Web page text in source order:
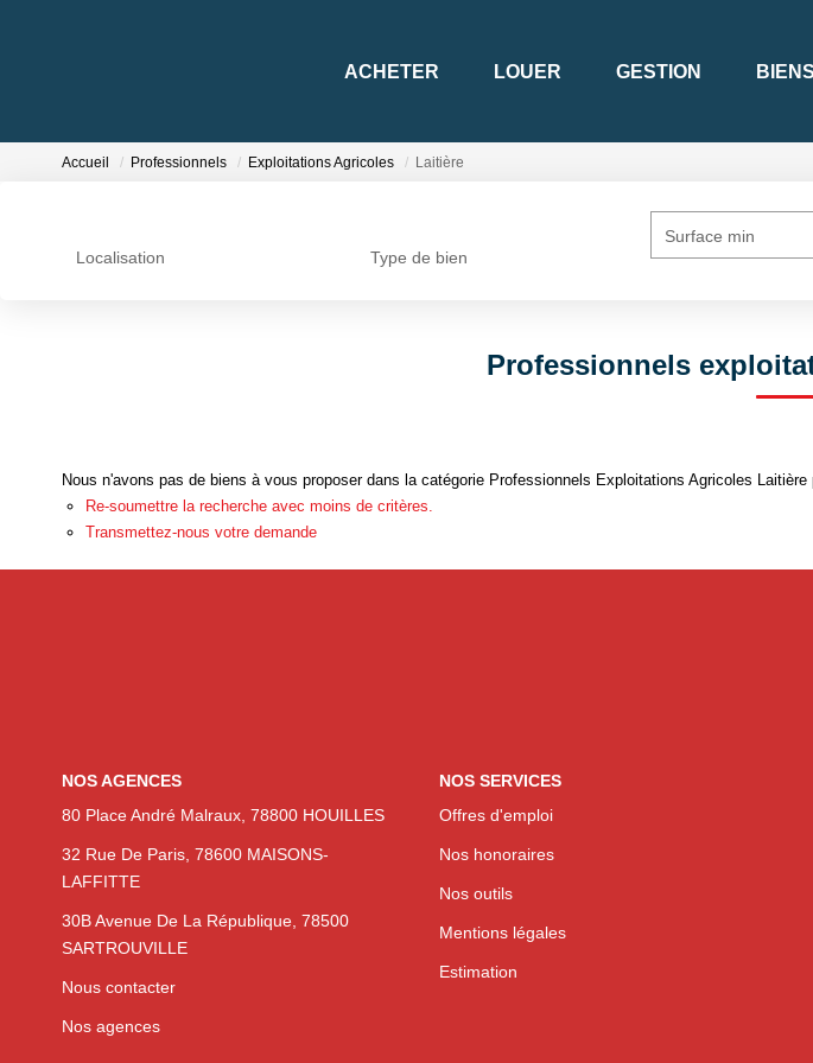
ACHETER LOUER GESTION
Accueil Professionnels Exploitations Agricoles Laitière
Localisation Type de bien
Surface min
Professionnels
Nous n'avons pas de biens à vous proposer dans la catégorie Professionnels Exploitations Agricoles
Re-soumettre la recherche avec moins de critères.
Transmettez-nous votre demande
NOS AGENCES
80 Place André Malraux, 78800 HOUILLES
32 Rue De Paris, 78600 MAISONS-
LAFFITTE
30B Avenue De La République, 78500
SARTROUVILLE
Nous contacter
Nos agences
NOS SERVICES
Offres d'emploi
Nos honoraires
Nos outils
Mentions légales
Estimation